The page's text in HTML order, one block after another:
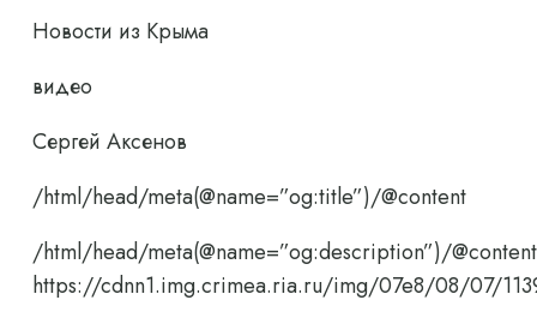
Новости из Крыма
видео
Сергей Аксенов
/html/head/meta(@name=”og:title”)/@content
/html/head/meta(@name=”og:description”)/@content
https://cdnn1.img.crimea.ria.ru/img/07e8/08/07/